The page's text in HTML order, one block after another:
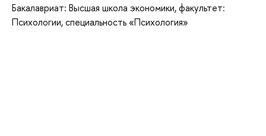
Бакалавриат: Высшая школа экономики, факультет:
Психологии, специальность «Психология»